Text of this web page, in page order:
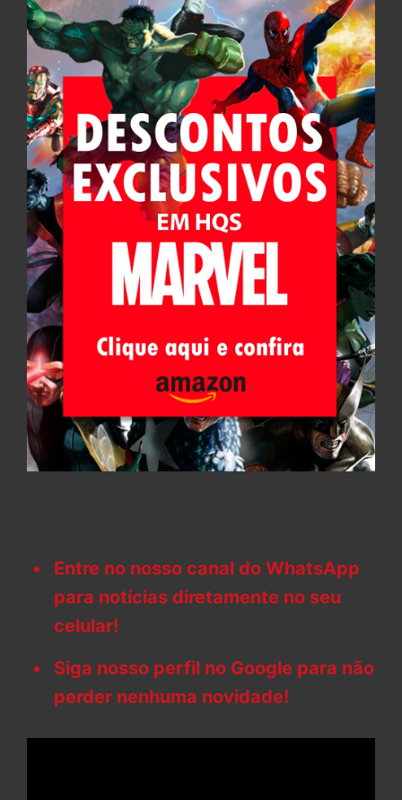
Entre no nosso canal do WhatsApp
para notícias diretamente no seu
celular!
Siga nosso perfil no Google para não
perder nenhuma novidade!